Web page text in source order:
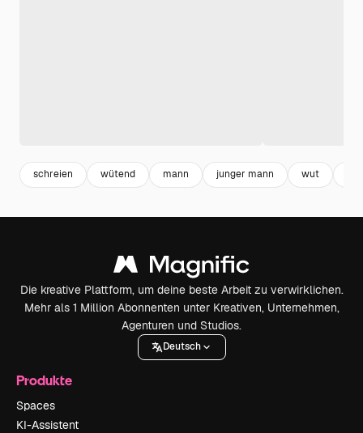
schreien wütend mann junger mann wut
Die kreative Plattform, um deine beste Arbeit zu verwirklichen.
Mehr als 1 Million Abonnenten unter Kreativen, Unternehmen,
Agenturen und Studios.
Deutsch
Produkte
Spaces
KI-Assistent